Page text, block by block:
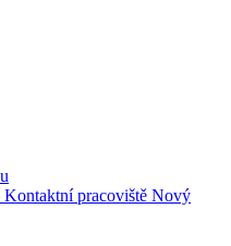
Kontaktní pracoviště Nový